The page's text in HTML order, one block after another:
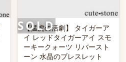
【猛虎の活劇】 タイガーア
イ レッドタイガーアイ スモ
ーキークォーツ リバースト
ーン 水晶のブレスレット